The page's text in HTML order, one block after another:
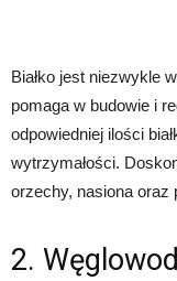
Białko jest niezwykle
pomaga w budowie i
odpowiedniej ilości
wytrzymałości.
orzechy, nasiona oraz
2.